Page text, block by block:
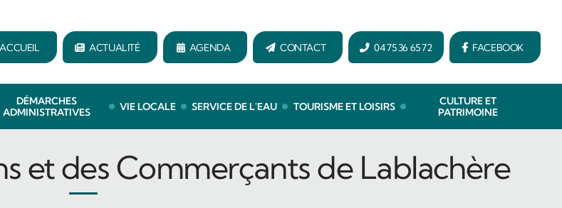
ACCUEIL ACTUALITÉ AGENDA CONTACT 04 75 36 65 72 FACEBOOK
DÉMARCHES
ADMINISTRATIVES
VIE LOCALE SERVICE DE L'EAU TOURISME ET LOISIRS
CULTURE ET
PATRIMOINE
et des Commerçants de Lablachère